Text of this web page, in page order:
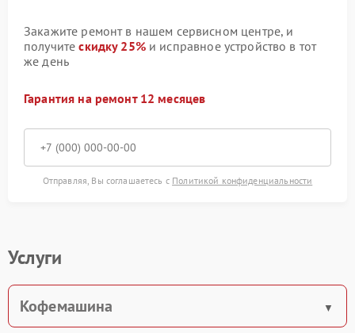
Закажите ремонт в нашем сервисном центре, и
получитескидку 25%и исправное устройство в тот
же день
Гарантия на ремонт 12 месяцев
Отправляя, Вы соглашаетесь с Политикой конфиденциальности
Услуги
Кофемашина